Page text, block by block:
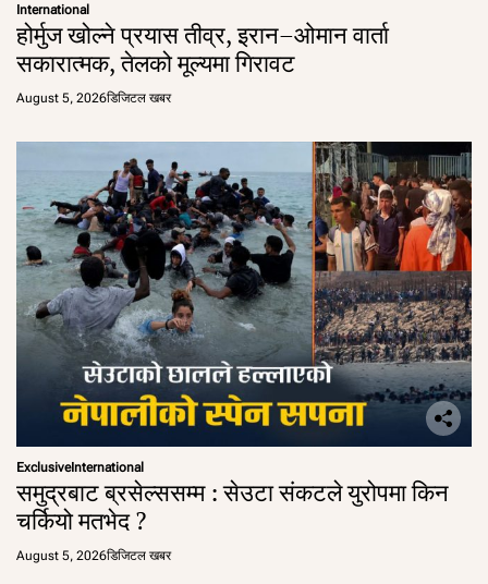
International
होर्मुज खोल्ने प्रयास तीव्र, इरान–ओमान वार्ता
सकारात्मक, तेलको मूल्यमा गिरावट
August 5, 2026डिजिटल खबर
ExclusiveInternational
समुद्रबाट ब्रसेल्ससम्म : सेउटा संकटले युरोपमा किन
चर्कियो मतभेद ?
August 5, 2026डिजिटल खबर